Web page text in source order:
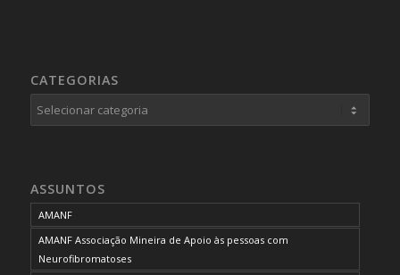
CATEGORIAS
Categorias
ASSUNTOS
AMANF
AMANF Associação Mineira de Apoio às pessoas com
Neurofibromatoses